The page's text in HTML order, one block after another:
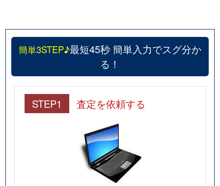
簡単3STEP♪最短45秒 簡単入力でスグ分か
る！
STEP1 査定を依頼する